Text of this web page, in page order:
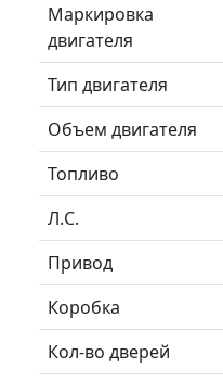
Маркировка
двигателя
Тип двигателя
Объем двигателя
Топливо
Л.C.
Привод
Коробка
Кол-во дверей